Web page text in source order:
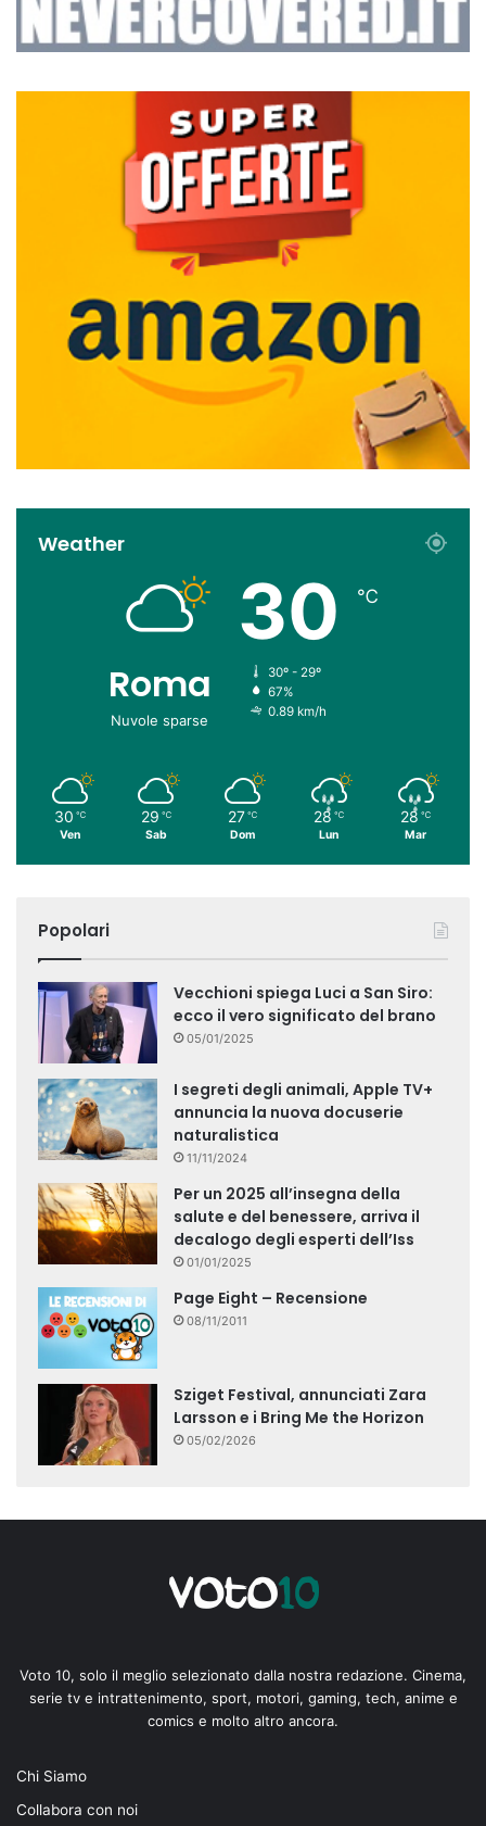
Weather
Roma
Nuvole sparse
30 ℃
30º - 29º
67%
0.89 km/h
30 ℃
Ven
29 ℃
Sab
27 ℃
Dom
28 ℃
Lun
28 ℃
Mar
Popolari
Vecchioni spiega Luci a San Siro:
ecco il vero significato del brano
05/01/2025
I segreti degli animali, Apple TV+
annuncia la nuova docuserie
naturalistica
11/11/2024
Per un 2025 all’insegna della
salute e del benessere, arriva il
decalogo degli esperti dell’Iss
01/01/2025
Page Eight – Recensione
08/11/2011
Sziget Festival, annunciati Zara
Larsson e i Bring Me the Horizon
05/02/2026
Voto 10, solo il meglio selezionato dalla nostra redazione. Cinema,
serie tv e intrattenimento, sport, motori, gaming, tech, anime e
comics e molto altro ancora.
Chi Siamo
Collabora con noi